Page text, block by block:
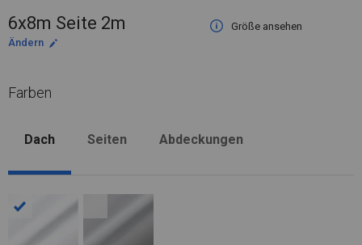
6x8m Seite 2m
Größe ansehen
Ändern
Farben
Dach Seiten Abdeckungen